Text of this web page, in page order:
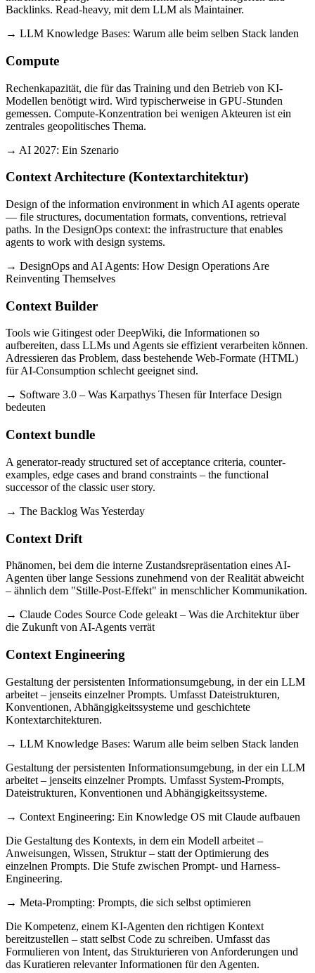
Backlinks. Read-heavy, mit dem LLM als Maintainer.
→ LLM Knowledge Bases: Warum alle beim selben Stack landen
Compute
Rechenkapazität, die für das Training und den Betrieb von KI-
Modellen benötigt wird. Wird typischerweise in GPU-Stunden
gemessen. Compute-Konzentration bei wenigen Akteuren ist ein
zentrales geopolitisches Thema.
→ AI 2027: Ein Szenario
Context Architecture (Kontextarchitektur)
Design of the information environment in which AI agents operate
— file structures, documentation formats, conventions, retrieval
paths. In the DesignOps context: the infrastructure that enables
agents to work with design systems.
→ DesignOps and AI Agents: How Design Operations Are
Reinventing Themselves
Context Builder
Tools wie Gitingest oder DeepWiki, die Informationen so
aufbereiten, dass LLMs und Agents sie effizient verarbeiten können.
Adressieren das Problem, dass bestehende Web-Formate (HTML)
für AI-Consumption schlecht geeignet sind.
→ Software 3.0 – Was Karpathys Thesen für Interface Design
bedeuten
Context bundle
A generator-ready structured set of acceptance criteria, counter-
examples, edge cases and brand constraints – the functional
successor of the classic user story.
→ The Backlog Was Yesterday
Context Drift
Phänomen, bei dem die interne Zustandsrepräsentation eines AI-
Agenten über lange Sessions zunehmend von der Realität abweicht
– ähnlich dem "Stille-Post-Effekt" in menschlicher Kommunikation.
→ Claude Codes Source Code geleakt – Was die Architektur über
die Zukunft von AI-Agents verrät
Context Engineering
Gestaltung der persistenten Informationsumgebung, in der ein LLM
arbeitet – jenseits einzelner Prompts. Umfasst Dateistrukturen,
Konventionen, Abhängigkeitssysteme und geschichtete
Kontextarchitekturen.
→ LLM Knowledge Bases: Warum alle beim selben Stack landen
Gestaltung der persistenten Informationsumgebung, in der ein LLM
arbeitet – jenseits einzelner Prompts. Umfasst System-Prompts,
Dateistrukturen, Konventionen und Abhängigkeitssysteme.
→ Context Engineering: Ein Knowledge OS mit Claude aufbauen
Die Gestaltung des Kontexts, in dem ein Modell arbeitet –
Anweisungen, Wissen, Struktur – statt der Optimierung des
einzelnen Prompts. Die Stufe zwischen Prompt- und Harness-
Engineering.
→ Meta-Prompting: Prompts, die sich selbst optimieren
Die Kompetenz, einem KI-Agenten den richtigen Kontext
bereitzustellen – statt selbst Code zu schreiben. Umfasst das
Formulieren von Intent, das Strukturieren von Anforderungen und
das Kuratieren relevanter Informationen für den Agenten.